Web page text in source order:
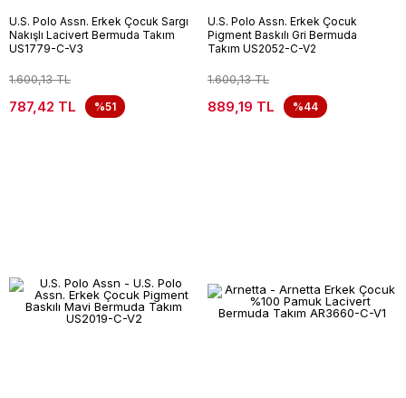
U.S. Polo Assn. Erkek Çocuk Sargı
Nakışlı Lacivert Bermuda Takım
US1779-C-V3
1.600,13 TL
787,42 TL %51
U.S. Polo Assn. Erkek Çocuk
Pigment Baskılı Gri Bermuda
Takım US2052-C-V2
1.600,13 TL
889,19 TL %44